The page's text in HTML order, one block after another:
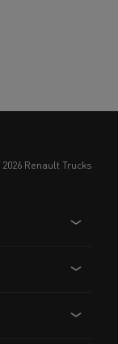
2026 Renault Trucks